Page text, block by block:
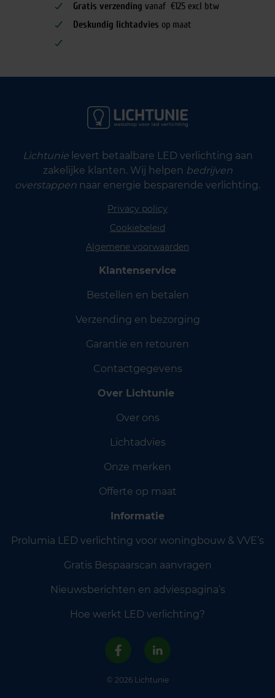
Gratis verzending vanaf €125 excl btw
Deskundig lichtadvies op maat
Lichtunielevert betaalbare LED verlichting aan
zakelijke klanten. Wij helpen bedrijven
overstappen naar energie besparende verlichting.
Privacy policy
Cookiebeleid
Algemene voorwaarden
Klantenservice
Bestellen en betalen
Verzending en bezorging
Garantie en retouren
Contactgegevens
Over Lichtunie
Over ons
Lichtadvies
Onze merken
Offerte op maat
Informatie
Prolumia LED verlichting voor woningbouw & VVE’s
Gratis Bespaarscan aanvragen
Nieuwsberichten en adviespagina’s
Hoe werkt LED verlichting?
© 2026 Lichtunie